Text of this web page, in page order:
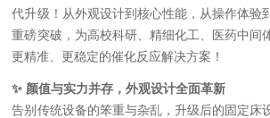
代升级！从外观设计到核心性能，从操作体验
重磅突破，为高校科研、精细化工、医药中间
更精准、更稳定的催化反应解决方案！
✨ 颜值与实力并存，外观设计全面革新
告别传统设备的笨重与杂乱，升级后的固定床